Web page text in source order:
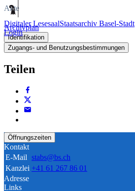
Digitaler LesesaalStaatsarchiv Basel-Stadt
Login
Akte
Archivplan
Identifikation
Zugangs- und Benutzungsbestimmungen
Teilen
Öffnungszeiten
Kontakt
E-Mail stabs@bs.ch
Kanzlei +41 61 267 86 01
Adresse
Links